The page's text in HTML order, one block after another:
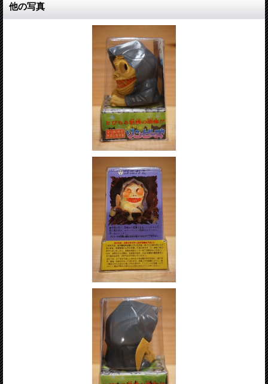
他の写真